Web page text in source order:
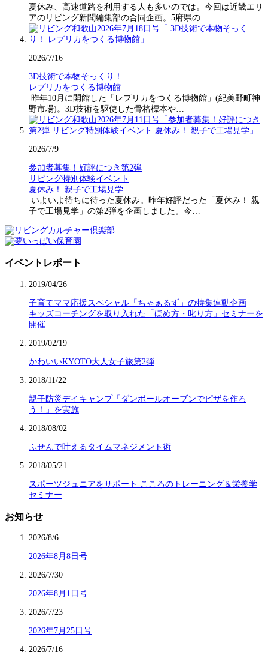
夏休み、高速道路を利用する人も多いのでは。今回は近畿エリ
アのリビング新聞編集部の合同企画。5府県の…
2026/7/16
3D技術で本物そっくり！
レプリカをつくる博物館
昨年10月に開館した「レプリカをつくる博物館」(紀美野町神
野市場)。3D技術を駆使した骨格標本や…
2026/7/9
参加者募集！好評につき第2弾
リビング特別体験イベント
夏休み！ 親子で工場見学
いよいよ待ちに待った夏休み。昨年好評だった「夏休み！ 親
子で工場見学」の第2弾を企画しました。今…
イベントレポート
2019/04/26
子育てママ応援スペシャル「ちゃぁるず」の特集連動企画
キッズコーチングを取り入れた「ほめ方・叱り方」セミナーを
開催
2019/02/19
かわいいKYOTO大人女子旅第2弾
2018/11/22
親子防災デイキャンプ「ダンボールオーブンでピザを作ろ
う！」を実施
2018/08/02
ふせんで叶えるタイムマネジメント術
2018/05/21
スポーツジュニアをサポート こころのトレーニング＆栄養学
セミナー
お知らせ
2026/8/6
2026年8月8日号
2026/7/30
2026年8月1日号
2026/7/23
2026年7月25日号
2026/7/16